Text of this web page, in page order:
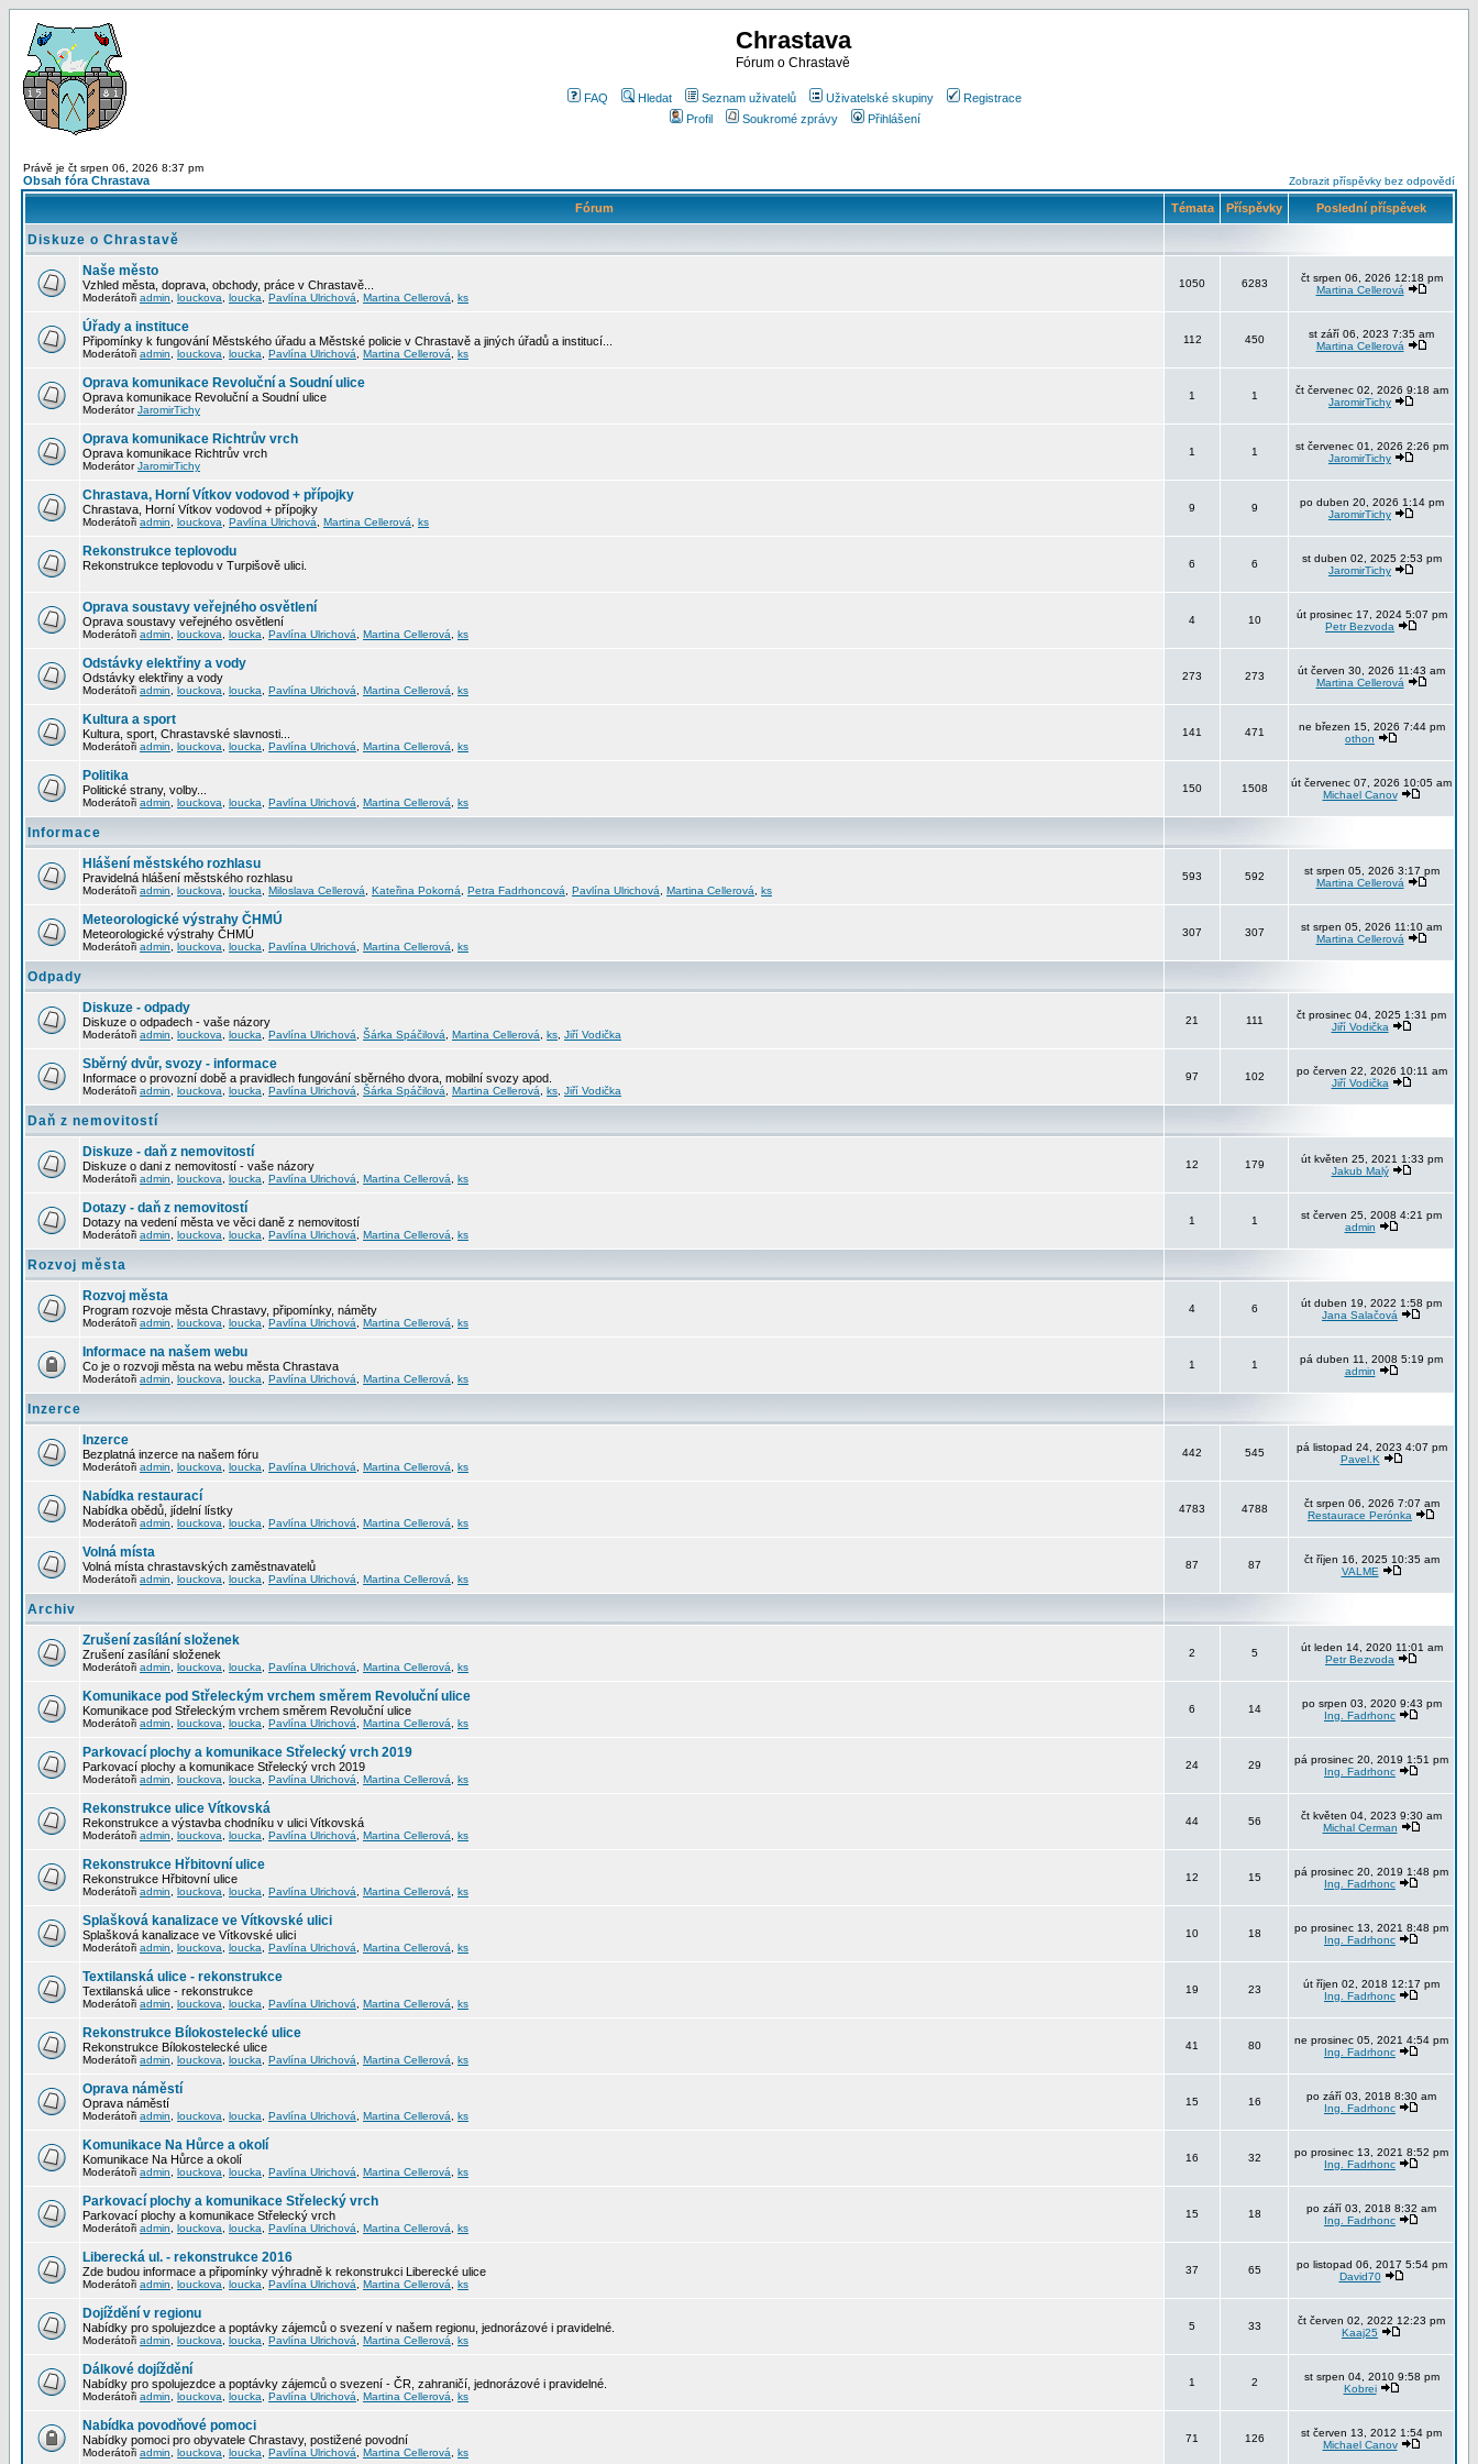
Chrastava
Fórum o Chrastavě
FAQ Hledat Seznam uživatelů Uživatelské skupiny
Registrace
Profil
Soukromé zprávy Přihlášení
Právě je čt srpen 06, 2026 8:37 pm
Obsah fóra Chrastava Zobrazit příspěvky bez odpovědí
Fórum Témata Příspěvky Poslední příspěvek
Diskuze o Chrastavě
Naše město
Vzhled města, doprava, obchody, práce v Chrastavě...
Moderátoři admin louckova loucka Pavlína Ulrichová Martina Cellerová ks
1050 6283
čt srpen 06, 2026 12:18 pm
Martina Cellerová
Úřady a instituce
Připomínky k fungování Městského úřadu a Městské policie v Chrastavě a jiných úřadů a institucí...
Moderátoři admin louckova loucka Pavlína Ulrichová Martina Cellerová ks
112 450
st září 06, 2023 7:35 am
Martina Cellerová
Oprava komunikace Revoluční a Soudní ulice
Oprava komunikace Revoluční a Soudní ulice
ModerátorJaromirTichy
1 1
čt červenec 02, 2026 9:18 am
JaromirTichy
Oprava komunikace Richtrův vrch
Oprava komunikace Richtrův vrch
ModerátorJaromirTichy
1 1
st červenec 01, 2026 2:26 pm
JaromirTichy
Chrastava, Horní Vítkov vodovod + přípojky
Chrastava, Horní Vítkov vodovod + přípojky
Moderátoři admin louckova Pavlína Ulrichová Martina Cellerová ks
9 9
po duben 20, 2026 1:14 pm
JaromirTichy
Rekonstrukce teplovodu
Rekonstrukce teplovodu v Turpišově ulici. 6 6
st duben 02, 2025 2:53 pm
JaromirTichy
Oprava soustavy veřejného osvětlení
Oprava soustavy veřejného osvětlení
Moderátoři admin louckova loucka Pavlína Ulrichová Martina Cellerová ks
4 10
út prosinec 17, 2024 5:07 pm
Petr Bezvoda
Odstávky elektřiny a vody
Odstávky elektřiny a vody
Moderátoři admin louckova loucka Pavlína Ulrichová Martina Cellerová ks
273 273
út červen 30, 2026 11:43 am
Martina Cellerová
Kultura a sport
Kultura, sport, Chrastavské slavnosti...
Moderátoři admin louckova loucka Pavlína Ulrichová Martina Cellerová ks
141 471
ne březen 15, 2026 7:44 pm
othon
Politika
Politické strany, volby...
Moderátoři admin louckova loucka Pavlína Ulrichová Martina Cellerová ks
150 1508
út červenec 07, 2026 10:05 am
Michael Canov
Informace
Hlášení městského rozhlasu
Pravidelná hlášení městského rozhlasu
Moderátoři admin louckova loucka Miloslava Cellerová Kateřina Pokorná Petra Fadrhoncová Pavlína Ulrichová Martina Cellerová ks
593 592
st srpen 05, 2026 3:17 pm
Martina Cellerová
Meteorologické výstrahy ČHMÚ
Meteorologické výstrahy ČHMÚ
Moderátoři admin louckova loucka Pavlína Ulrichová Martina Cellerová ks
307 307
st srpen 05, 2026 11:10 am
Martina Cellerová
Odpady
Diskuze - odpady
Diskuze o odpadech - vaše názory
Moderátoři admin louckova loucka Pavlína Ulrichová Šárka Spáčilová Martina Cellerová ks Jiří Vodička
21 111
čt prosinec 04, 2025 1:31 pm
Jiří Vodička
Sběrný dvůr, svozy - informace
Informace o provozní době a pravidlech fungování sběrného dvora, mobilní svozy apod.
Moderátoři admin louckova loucka Pavlína Ulrichová Šárka Spáčilová Martina Cellerová ks Jiří Vodička
97 102
po červen 22, 2026 10:11 am
Jiří Vodička
Daň z nemovitostí
Diskuze - daň z nemovitostí
Diskuze o dani z nemovitostí - vaše názory
Moderátoři admin louckova loucka Pavlína Ulrichová Martina Cellerová ks
12 179
út květen 25, 2021 1:33 pm
Jakub Malý
Dotazy - daň z nemovitostí
Dotazy na vedení města ve věci daně z nemovitostí
Moderátoři admin louckova loucka Pavlína Ulrichová Martina Cellerová ks
1 1
st červen 25, 2008 4:21 pm
admin
Rozvoj města
Rozvoj města
Program rozvoje města Chrastavy, připomínky, náměty
Moderátoři admin louckova loucka Pavlína Ulrichová Martina Cellerová ks
4 6
út duben 19, 2022 1:58 pm
Jana Salačová
Informace na našem webu
Co je o rozvoji města na webu města Chrastava
Moderátoři admin louckova loucka Pavlína Ulrichová Martina Cellerová ks
1 1
pá duben 11, 2008 5:19 pm
admin
Inzerce
Inzerce
Bezplatná inzerce na našem fóru
Moderátoři admin louckova loucka Pavlína Ulrichová Martina Cellerová ks
442 545
pá listopad 24, 2023 4:07 pm
Pavel.K
Nabídka restaurací
Nabídka obědů, jídelní lístky
Moderátoři admin louckova loucka Pavlína Ulrichová Martina Cellerová ks
4783 4788
čt srpen 06, 2026 7:07 am
Restaurace Perónka
Volná místa
Volná místa chrastavských zaměstnavatelů
Moderátoři admin louckova loucka Pavlína Ulrichová Martina Cellerová ks
87 87
čt říjen 16, 2025 10:35 am
VALME
Archiv
Zrušení zasílání složenek
Zrušení zasílání složenek
Moderátoři admin louckova loucka Pavlína Ulrichová Martina Cellerová ks
2 5
út leden 14, 2020 11:01 am
Petr Bezvoda
Komunikace pod Střeleckým vrchem směrem Revoluční ulice
Komunikace pod Střeleckým vrchem směrem Revoluční ulice
Moderátoři admin louckova loucka Pavlína Ulrichová Martina Cellerová ks
6 14
po srpen 03, 2020 9:43 pm
Ing. Fadrhonc
Parkovací plochy a komunikace Střelecký vrch 2019
Parkovací plochy a komunikace Střelecký vrch 2019
Moderátoři admin louckova loucka Pavlína Ulrichová Martina Cellerová ks
24 29
pá prosinec 20, 2019 1:51 pm
Ing. Fadrhonc
Rekonstrukce ulice Vítkovská
Rekonstrukce a výstavba chodníku v ulici Vítkovská
Moderátoři admin louckova loucka Pavlína Ulrichová Martina Cellerová ks
44 56
čt květen 04, 2023 9:30 am
Michal Cerman
Rekonstrukce Hřbitovní ulice
Rekonstrukce Hřbitovní ulice
Moderátoři admin louckova loucka Pavlína Ulrichová Martina Cellerová ks
12 15
pá prosinec 20, 2019 1:48 pm
Ing. Fadrhonc
Splašková kanalizace ve Vítkovské ulici
Splašková kanalizace ve Vítkovské ulici
Moderátoři admin louckova loucka Pavlína Ulrichová Martina Cellerová ks
10 18
po prosinec 13, 2021 8:48 pm
Ing. Fadrhonc
Textilanská ulice - rekonstrukce
Textilanská ulice - rekonstrukce
Moderátoři admin louckova loucka Pavlína Ulrichová Martina Cellerová ks
19 23
út říjen 02, 2018 12:17 pm
Ing. Fadrhonc
Rekonstrukce Bílokostelecké ulice
Rekonstrukce Bílokostelecké ulice
Moderátoři admin louckova loucka Pavlína Ulrichová Martina Cellerová ks
41 80
ne prosinec 05, 2021 4:54 pm
Ing. Fadrhonc
Oprava náměstí
Oprava náměstí
Moderátoři admin louckova loucka Pavlína Ulrichová Martina Cellerová ks
15 16
po září 03, 2018 8:30 am
Ing. Fadrhonc
Komunikace Na Hůrce a okolí
Komunikace Na Hůrce a okolí
Moderátoři admin louckova loucka Pavlína Ulrichová Martina Cellerová ks
16 32
po prosinec 13, 2021 8:52 pm
Ing. Fadrhonc
Parkovací plochy a komunikace Střelecký vrch
Parkovací plochy a komunikace Střelecký vrch
Moderátoři admin louckova loucka Pavlína Ulrichová Martina Cellerová ks
15 18
po září 03, 2018 8:32 am
Ing. Fadrhonc
Liberecká ul. - rekonstrukce 2016
Zde budou informace a připomínky výhradně k rekonstrukci Liberecké ulice
Moderátoři admin louckova loucka Pavlína Ulrichová Martina Cellerová ks
37 65
po listopad 06, 2017 5:54 pm
David70
Dojíždění v regionu
Nabídky pro spolujezdce a poptávky zájemců o svezení v našem regionu, jednorázové i pravidelné.
Moderátoři admin louckova loucka Pavlína Ulrichová Martina Cellerová ks
5 33
čt červen 02, 2022 12:23 pm
Kaaj25
Dálkové dojíždění
Nabídky pro spolujezdce a poptávky zájemců o svezení - ČR, zahraničí, jednorázové i pravidelné.
Moderátoři admin louckova loucka Pavlína Ulrichová Martina Cellerová ks
1 2
st srpen 04, 2010 9:58 pm
Kobrei
Nabídka povodňové pomoci
Nabídky pomoci pro obyvatele Chrastavy, postižené povodní
Moderátoři admin louckova loucka Pavlína Ulrichová Martina Cellerová ks
71 126
st červen 13, 2012 1:54 pm
Michael Canov